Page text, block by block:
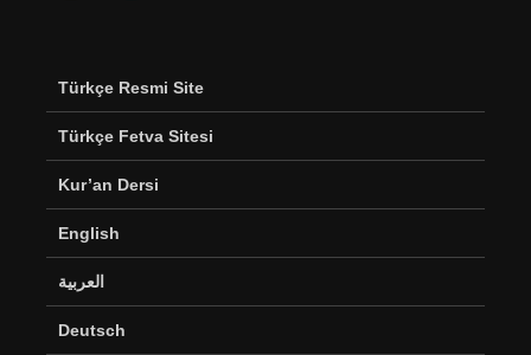
Türkçe Resmi Site
Türkçe Fetva Sitesi
Kur’an Dersi
English
العربية
Deutsch